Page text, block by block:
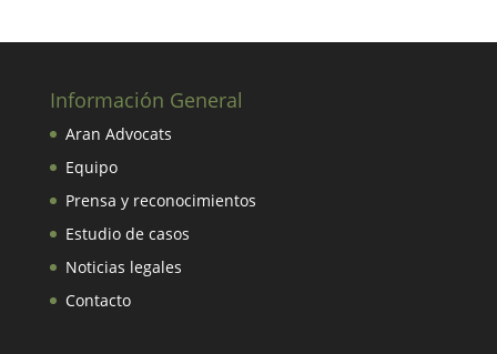
Información General
Aran Advocats
Equipo
Prensa y reconocimientos
Estudio de casos
Noticias legales
Contacto